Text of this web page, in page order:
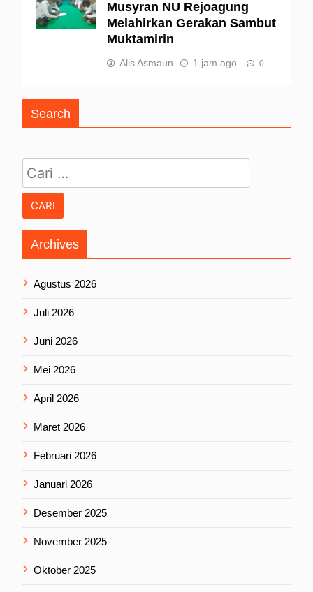
Musyran NU Rejoagung
Melahirkan Gerakan Sambut
Muktamirin
Alis Asmaun 1 jam ago 0
Search
Archives
Agustus 2026
Juli 2026
Juni 2026
Mei 2026
April 2026
Maret 2026
Februari 2026
Januari 2026
Desember 2025
November 2025
Oktober 2025